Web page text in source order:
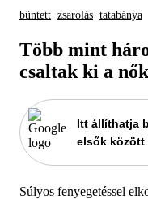
bűntett zsarolás tatabánya
Több mint
csaltak ki a
Itt állíthatja
elsők között
Súlyos fenyegetéssel